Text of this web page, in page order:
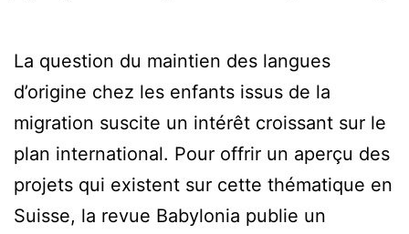
La question du maintien des langues
d’origine chez les enfants issus de la
migration suscite un intérêt croissant sur le
plan international. Pour offrir un aperçu des
projets qui existent sur cette thématique en
Suisse, la revue Babylonia publie un